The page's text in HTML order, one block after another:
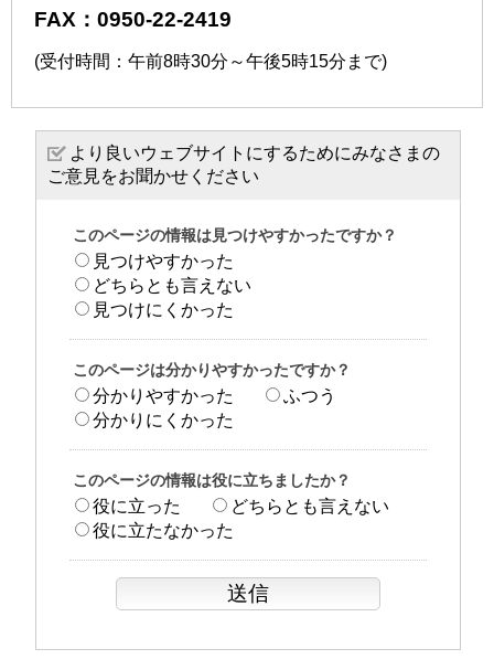
FAX：0950-22-2419
(受付時間：午前8時30分～午後5時15分まで)
より良いウェブサイトにするためにみなさまの
ご意見をお聞かせください
このページの情報は見つけやすかったですか？
見つけやすかった
どちらとも言えない
見つけにくかった
このページは分かりやすかったですか？
分かりやすかった
ふつう
分かりにくかった
このページの情報は役に立ちましたか？
役に立った
どちらとも言えない
役に立たなかった